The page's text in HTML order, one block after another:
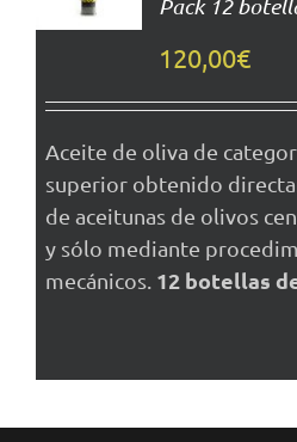
Pack 12
120,00€
Aceite de oliva de
superior obtenido
de aceitunas de olivos
y sólo mediante
mecánicos. 12 botellas